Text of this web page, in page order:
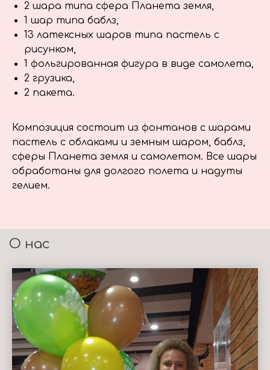
2 шара типа сфера Планета земля,
1 шар типа баблз,
13 латексных шаров типа пастель с
рисунком,
1 фольгированная фигура в виде самолета,
2 грузика,
2 пакета.
Композиция состоит из фонтанов с шарами
пастель с облаками и земным шаром, баблз,
сферы Планета земля и самолетом. Все шары
обработаны для долгого полета и надуты
гелием.
О нас